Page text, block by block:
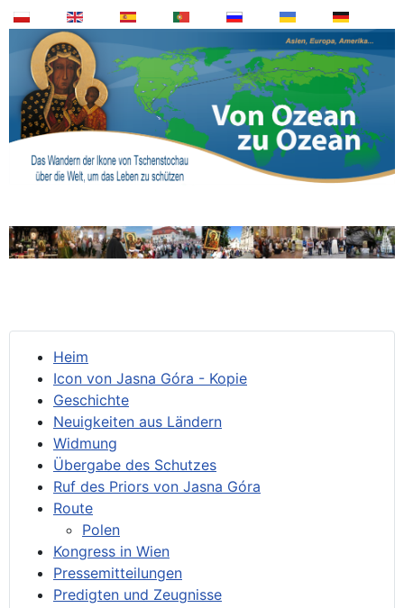
Heim
Icon von Jasna Góra - Kopie
Geschichte
Neuigkeiten aus Ländern
Widmung
Übergabe des Schutzes
Ruf des Priors von Jasna Góra
Route
Polen
Kongress in Wien
Pressemitteilungen
Predigten und Zeugnisse